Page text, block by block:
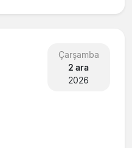
Çarşamba
2 ara
2026